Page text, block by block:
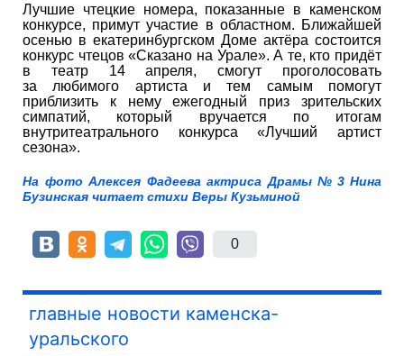
Лучшие чтецкие номера, показанные в каменском
конкурсе, примут участие в областном. Ближайшей
осенью в екатеринбургском Доме актёра состоится
конкурс чтецов «Сказано на Урале». А те, кто придёт
в театр 14 апреля, смогут проголосовать
за любимого артиста и тем самым помогут
приблизить к нему ежегодный приз зрительских
симпатий, который вручается по итогам
внутритеатрального конкурса «Лучший артист
сезона».
На фото Алексея Фадеева актриса Драмы № 3 Нина
Бузинская читает стихи Веры Кузьминой
0
главные новости каменска-
уральского